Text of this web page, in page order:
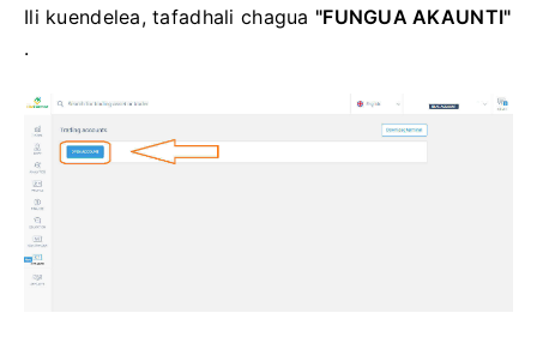
Ili kuendelea, tafadhali chagua "FUNGUA AKAUNTI"
.